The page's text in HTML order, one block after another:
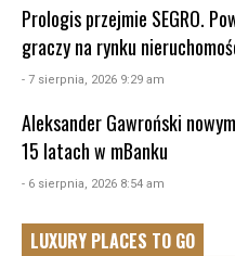
Prologis przejmie SEGRO.
graczy na rynku
- 7 sierpnia, 2026 9:29 am
Aleksander Gawroński
15 latach w mBanku
- 6 sierpnia, 2026 8:54 am
LUXURY PLACES TO GO